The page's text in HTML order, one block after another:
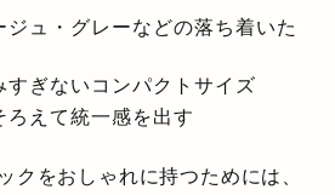
ジュ・グレーなどの落ち着いた
すぎないコンパクトサイズ
ろえて統一感を出す
クをおしゃれに持つためには、